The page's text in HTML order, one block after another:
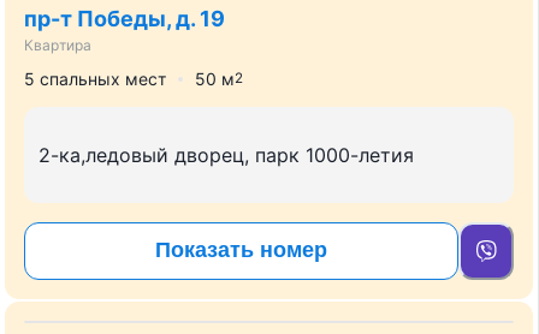
пр-т Победы, д. 19
Квартира
5 спальных мест 50 м2
2-ка,ледовый дворец, парк 1000-летия
Показать номер